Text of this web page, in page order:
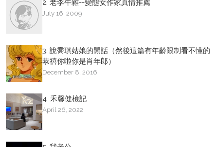
2. 老李牛雜--變態女作家真情推薦
July 16, 2009
3. 說喬琪姑娘的閒話（然後這篇有年齡限制看不懂的
恭禧你啦你是肖年郎）
December 8, 2016
4. 禾馨健檢記
April 26, 2022